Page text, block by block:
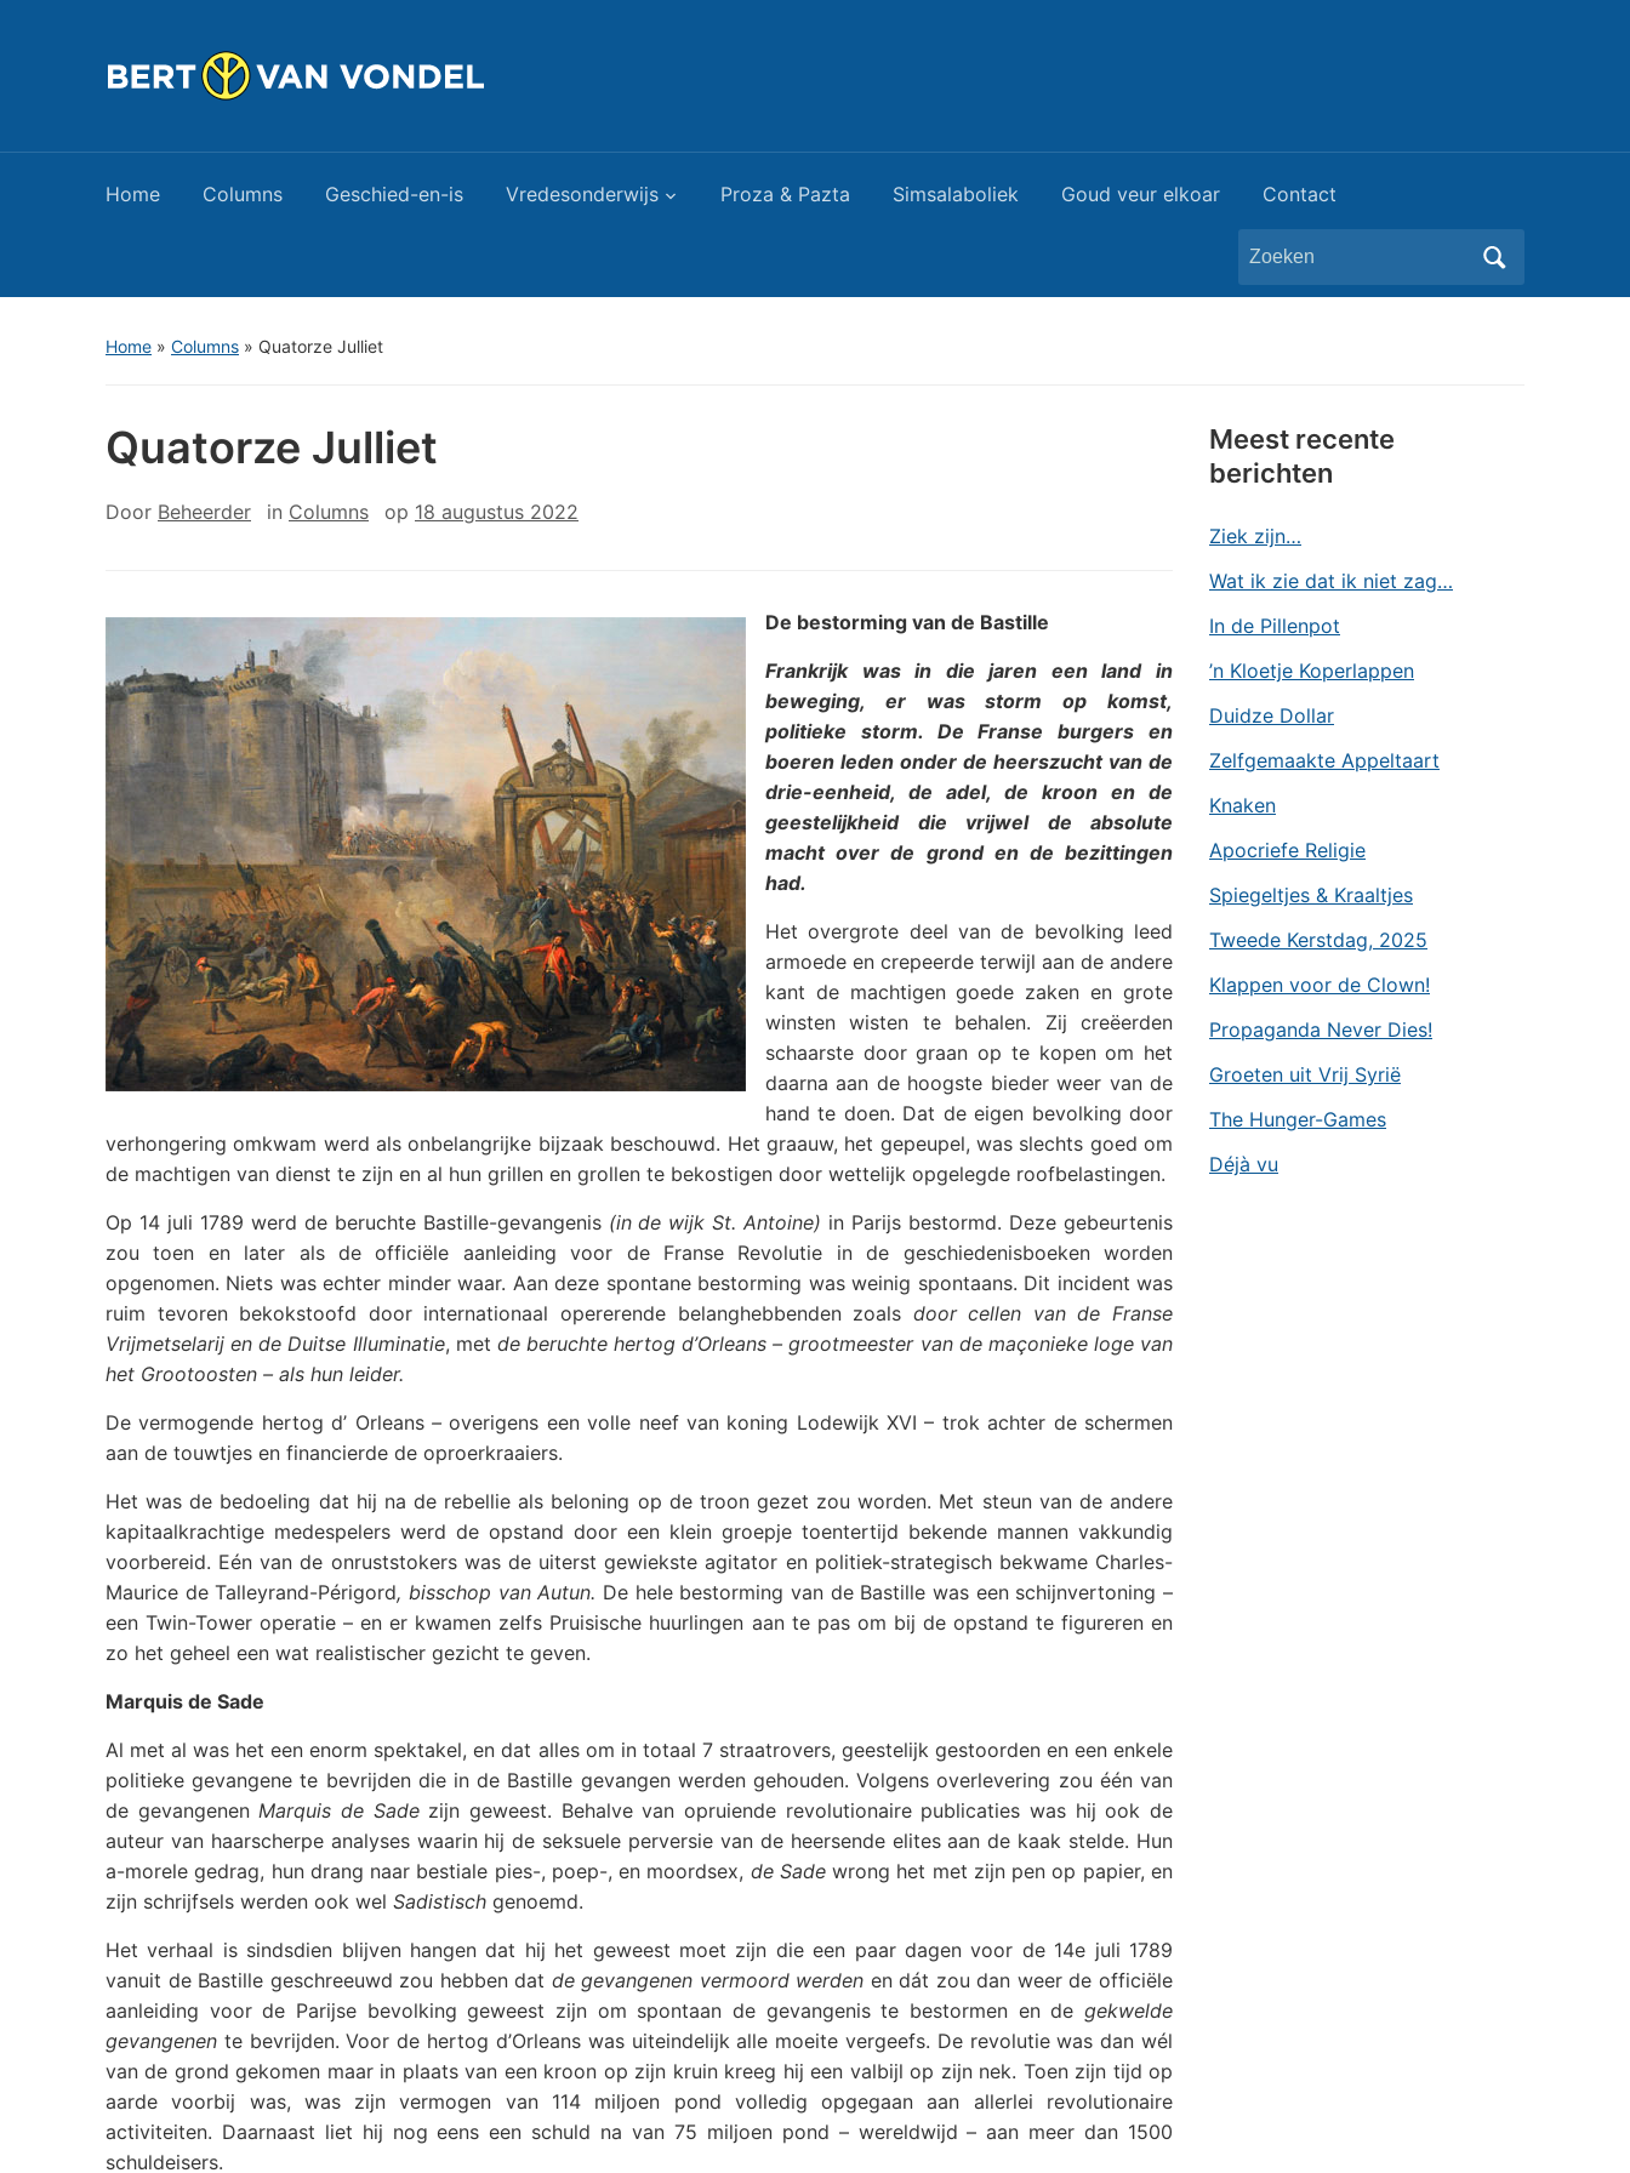
Home Columns Geschied-en-is Vredesonderwijs Proza & Pazta Simsalaboliek Goud veur elkoar Contact
Zoeken
naar:
Home » Columns » Quatorze Julliet
Quatorze Julliet
Door Beheerder in Columns op 18 augustus 2022
De bestorming van de Bastille
Frankrijk was in die jaren een land in
beweging, er was storm op komst,
politieke storm. De Franse burgers en
boeren leden onder de heerszucht van de
drie-eenheid, de adel, de kroon en de
geestelijkheid die vrijwel de absolute
macht over de grond en de bezittingen
had.
Het overgrote deel van de bevolking leed
armoede en crepeerde terwijl aan de andere
kant de machtigen goede zaken en grote
winsten wisten te behalen. Zij creëerden
schaarste door graan op te kopen om het
daarna aan de hoogste bieder weer van de
hand te doen. Dat de eigen bevolking door
verhongering omkwam werd als onbelangrijke bijzaak beschouwd. Het graauw, het gepeupel, was slechts goed om
de machtigen van dienst te zijn en al hun grillen en grollen te bekostigen door wettelijk opgelegde roofbelastingen.
Op 14 juli 1789 werd de beruchte Bastille-gevangenis (in de wijk St. Antoine) in Parijs bestormd. Deze gebeurtenis
zou toen en later als de officiële aanleiding voor de Franse Revolutie in de geschiedenisboeken worden
opgenomen. Niets was echter minder waar. Aan deze spontane bestorming was weinig spontaans. Dit incident was
ruim tevoren bekokstoofd door internationaal opererende belanghebbenden zoals door cellen van de Franse
Vrijmetselarij en de Duitse Illuminatie, met de beruchte hertog d’Orleans – grootmeester van de maçonieke loge van
het Grootoosten – als hun leider.
De vermogende hertog d’ Orleans –overigens een volle neef van koning Lodewijk XVI – trok achter de schermen
aan de touwtjes en financierde de oproerkraaiers.
Het was de bedoeling dat hij na de rebellie als beloning op de troon gezet zou worden. Met steun van de andere
kapitaalkrachtige medespelers werd de opstand door een klein groepje toentertijd bekende mannen vakkundig
voorbereid. Eén van de onruststokers was de uiterst gewiekste agitator en politiek-strategisch bekwame Charles-
Maurice de Talleyrand-Périgord, bisschop van Autun. De hele bestorming van de Bastille was een schijnvertoning –
een Twin-Tower operatie – en er kwamen zelfs Pruisische huurlingen aan te pas om bij de opstand te figureren en
zo het geheel een wat realistischer gezicht te geven.
Marquis de Sade
Al met al was het een enorm spektakel, en dat alles om in totaal 7 straatrovers, geestelijk gestoorden en een enkele
politieke gevangene te bevrijden die in de Bastille gevangen werden gehouden. Volgens overlevering zou één van
de gevangenenMarquis de Sadezijn geweest. Behalve van opruiende revolutionaire publicaties was hij ook de
auteur van haarscherpe analyses waarin hij de seksuele perversie van de heersende elites aan de kaak stelde. Hun
a-morele gedrag, hun drang naar bestiale pies-, poep-, en moordsex, de Sadewrong het met zijn pen op papier, en
zijn schrijfsels werden ook wel Sadistisch genoemd.
Het verhaal is sindsdien blijven hangen dat hij het geweest moet zijn die een paar dagen voor de 14e juli 1789
vanuit de Bastille geschreeuwd zou hebben dat de gevangenen vermoord werden en dát zou dan weer de officiële
aanleiding voor de Parijse bevolking geweest zijn om spontaan de gevangenis te bestormen en de gekwelde
gevangenen te bevrijden. Voor de hertog d’Orleans was uiteindelijk alle moeite vergeefs. De revolutie was dan wél
van de grond gekomen maar in plaats van een kroon op zijn kruin kreeg hij een valbijl op zijn nek. Toen zijn tijd op
aarde voorbij was, was zijn vermogen van 114 miljoen pond volledig opgegaan aan allerlei revolutionaire
activiteiten. Daarnaast liet hij nog eens een schuld na van 75 miljoen pond – wereldwijd – aan meer dan 1500
schuldeisers.
Meest recente
berichten
Ziek zijn…
Wat ik zie dat ik niet zag…
In de Pillenpot
’n Kloetje Koperlappen
Duidze Dollar
Zelfgemaakte Appeltaart
Knaken
Apocriefe Religie
Spiegeltjes & Kraaltjes
Tweede Kerstdag, 2025
Klappen voor de Clown!
Propaganda Never Dies!
Groeten uit Vrij Syrië
The Hunger-Games
Déjà vu